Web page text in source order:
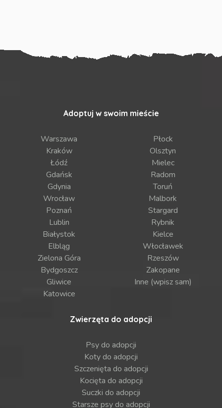
Adoptuj w swoim mieście
Warszawa
Kraków
Łódź
Gdańsk
Gdynia
Wrocław
Poznań
Lublin
Białystok
Elbląg
Zielona Góra
Bydgoszcz
Gliwice
Katowice
Płock
Olsztyn
Mielec
Radom
Toruń
Malbork
Stargard
Rybnik
Kielce
Włocławek
Rzeszów
Zakopane
Inne (wpisz sam)
Zwierzęta do adopcji
Psy do adopcji
Koty do adopcji
Szczenięta do adopcji
Kocięta do adopcji
Suczki do adopcji
Starsze psy do adopcji